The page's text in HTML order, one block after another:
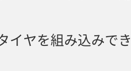
イヤを組み込みで